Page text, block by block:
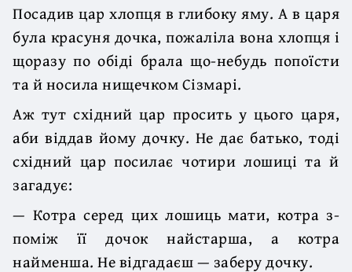
Посадив цар хлопця в глибоку яму. А в царя
була красуня дочка, пожаліла вона хлопця і
щоразу по обіді брала що-небудь попоїсти
та й носила нищечком Сізмарі.
Аж тут східний цар просить у цього царя,
аби віддав йому дочку. Не дає батько, тоді
східний цар посилає чотири лошиці та й
загадує:
— Котра серед цих лошиць мати, котра з-
поміж її дочок найстарша, а котра
найменша. Не відгадаєш — заберу дочку.